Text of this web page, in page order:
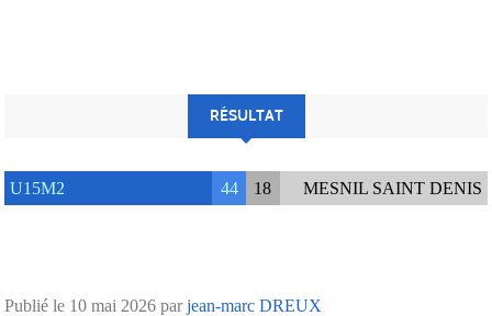
RÉSULTAT
U15M2 44 18 MESNIL SAINT DENIS
Publié le 10 mai 2026 parjean-marc DREUX